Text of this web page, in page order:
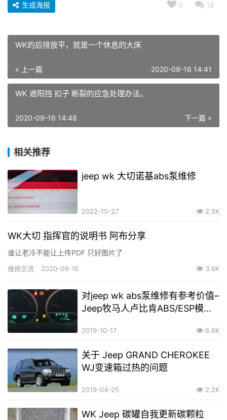
0 18
生成海报
WK的后排放平，就是一个休息的大床
« 上一篇 2020-09-16 14:41
WK 遮阳挡 扣子 断裂的应急处理办法。
下一篇 »
2020-09-16 14:48
相关推荐
jeep wk 大切诺基abs泵维修
2022-10-27 2.5K
WK大切 指挥官的说明书 阿布分享
谁让老冷不能让上传PDF 只好图片了
维修交流 2020-09-16 3.6K
对jeep wk abs泵维修有参考价值–
Jeep牧马人卢比肯ABS/ESP模块
2019-10-17 6.6K
关于 Jeep GRAND CHEROKEE
WJ变速箱过热的问题
2019-04-25 2.2K
WK Jeep 碳罐自我更新碳颗粒